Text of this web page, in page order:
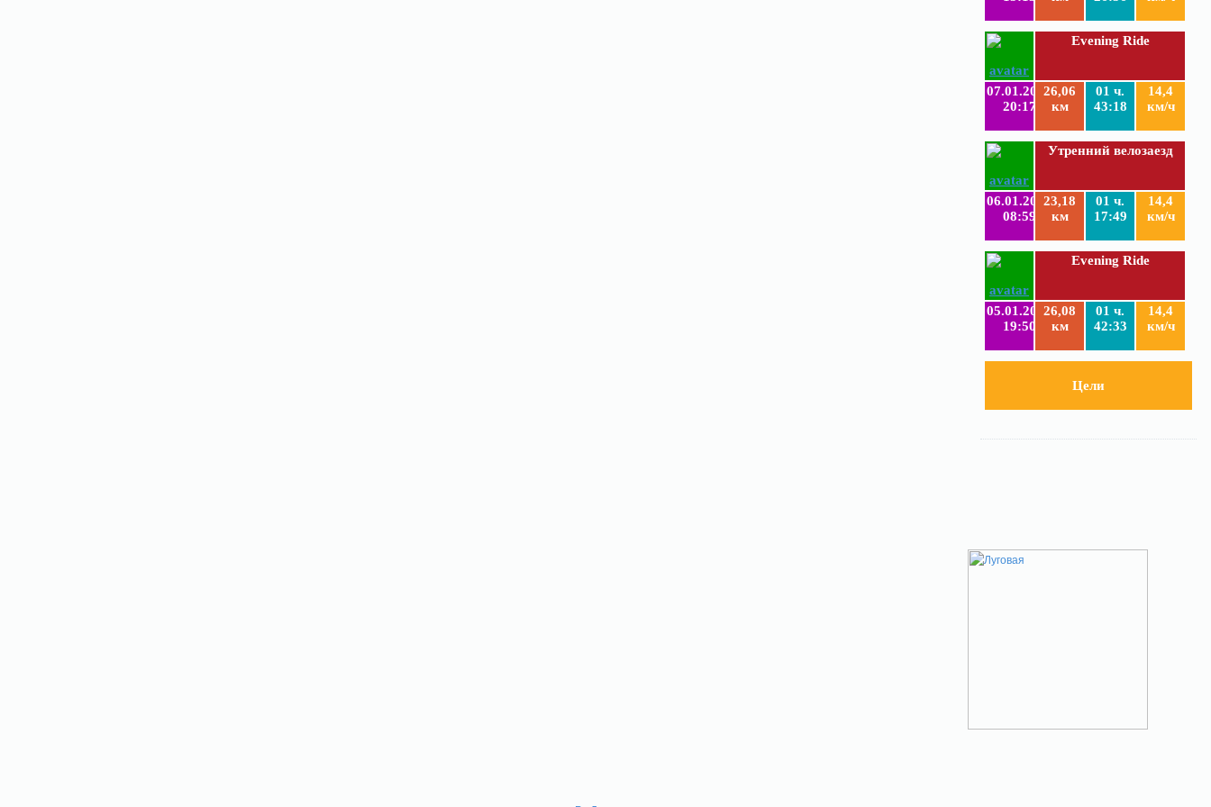
Evening Ride
07.01.2019
20:17
26,06
км
01 ч.
43:18
14,4
км/ч
Утренний велозаезд
06.01.2019
08:59
23,18
км
01 ч.
17:49
14,4
км/ч
Evening Ride
05.01.2019
19:50
26,08
км
01 ч.
42:33
14,4
км/ч
Цели